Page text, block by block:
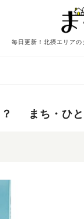
毎日更新！北摂エリアの
まち・ひ